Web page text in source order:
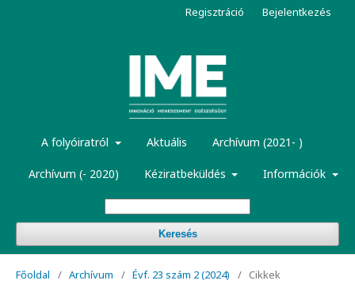
A folyóiratról Aktuális Archívum (2021- )
Archívum (- 2020) Kéziratbeküldés Információk
Keresés
Regisztráció Bejelentkezés
Főoldal / Archívum / Évf. 23 szám 2 (2024) / Cikkek